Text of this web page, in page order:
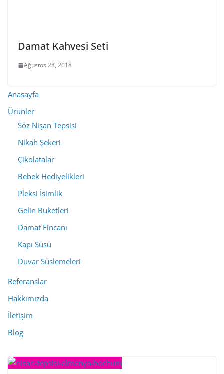
Damat Kahvesi Seti
Ağustos 28, 2018
Anasayfa
Ürünler
Söz Nişan Tepsisi
Nikah Şekeri
Çikolatalar
Bebek Hediyelikleri
Pleksi İsimlik
Gelin Buketleri
Damat Fincanı
Kapı Süsü
Duvar Süslemeleri
Referanslar
Hakkımızda
İletişim
Blog